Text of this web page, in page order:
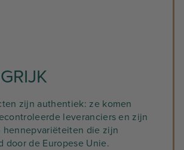
zijn authentiek: ze komen
leveranciers en zijn
hennepvariëteiten die zijn
door de Europese Unie.